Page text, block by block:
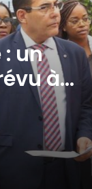
un
à
II